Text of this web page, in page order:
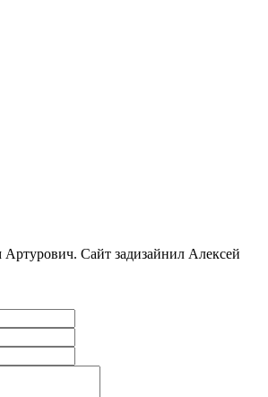
Сайт задизайнил Алексей